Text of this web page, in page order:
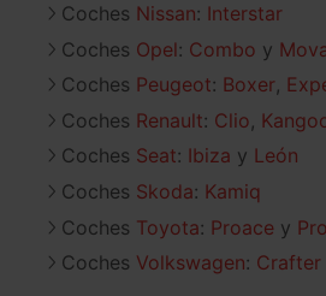
Coches Nissan: Interstar
Coches Opel: Combo
Coches Peugeot: Boxer
Coches Renault: Clio
Coches Seat: Ibiza
León
Coches Skoda: Kamiq
Coches Toyota: Proace
Coches Volkswagen: Crafter